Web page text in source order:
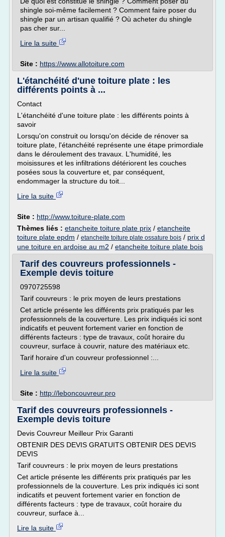
shingle soi-même facilement ? Comment faire poser du
shingle par un artisan qualifié ? Où acheter du shingle
pas cher sur...
Lire la suite
Site : https://www.allotoiture.com
L'étanchéité d'une toiture plate : les
différents points à ...
Contact
L'étanchéité d'une toiture plate : les différents points à
savoir
Lorsqu'on construit ou lorsqu'on décide de rénover sa
toiture plate, l'étanchéité représente une étape primordiale
dans le déroulement des travaux. L'humidité, les
moisissures et les infiltrations détériorent les couches
posées sous la couverture et, par conséquent,
endommager la structure du toit...
Lire la suite
Site : http://www.toiture-plate.com
Thèmes liés : etancheite toiture plate prix / etancheite
toiture plate epdm / etancheite toiture plate ossature bois / prix d
une toiture en ardoise au m2 / etancheite toiture plate bois
Tarif des couvreurs professionnels -
Exemple devis toiture
0970725598
Tarif couvreurs : le prix moyen de leurs prestations
Cet article présente les différents prix pratiqués par les
professionnels de la couverture. Les prix indiqués ici sont
indicatifs et peuvent fortement varier en fonction de
différents facteurs : type de travaux, coût horaire du
couvreur, surface à couvrir, nature des matériaux etc.
Tarif horaire d'un couvreur professionnel :...
Lire la suite
Site : http://leboncouvreur.pro
Tarif des couvreurs professionnels -
Exemple devis toiture
Devis Couvreur Meilleur Prix Garanti
OBTENIR DES DEVIS GRATUITS OBTENIR DES DEVIS
DEVIS
Tarif couvreurs : le prix moyen de leurs prestations
Cet article présente les différents prix pratiqués par les
professionnels de la couverture. Les prix indiqués ici sont
indicatifs et peuvent fortement varier en fonction de
différents facteurs : type de travaux, coût horaire du
couvreur, surface à...
Lire la suite